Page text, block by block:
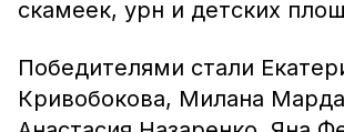
скамеек, урн и детских
Победителями стали
Кривобокова, Милана